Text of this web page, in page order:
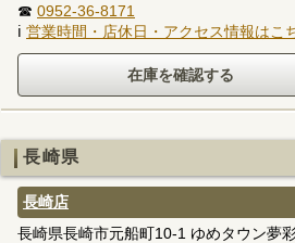
☎ 0952-36-8171
ℹ 営業時間・店休日・アクセス情報はこ
長崎県
長崎店
長崎県長崎市元船町10-1 ゆめタウン夢